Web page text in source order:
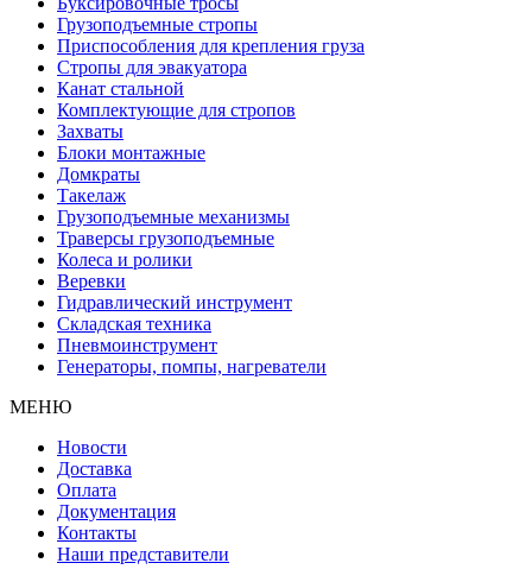
Грузоподъемные стропы
Приспособления для крепления груза
Стропы для эвакуатора
Канат стальной
Комплектующие для стропов
Захваты
Блоки монтажные
Домкраты
Такелаж
Грузоподъемные механизмы
Траверсы грузоподъемные
Колеса и ролики
Веревки
Гидравлический инструмент
Складская техника
Пневмоинструмент
Генераторы, помпы, нагреватели
МЕНЮ
Новости
Доставка
Оплата
Документация
Контакты
Наши представители